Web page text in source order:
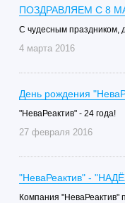
ПОЗДРАВЛЯЕМ С 8
С чудесным праздником,
4 марта 2016
День рождения
"НеваРеактив" - 24 года!
27 февраля 2016
"НеваРеактив" -
Компания